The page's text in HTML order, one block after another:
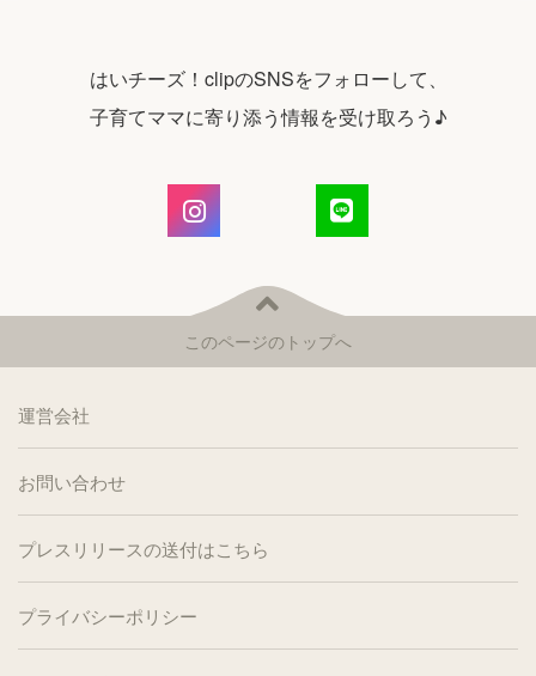
はいチーズ！clipのSNSをフォローして、
子育てママに寄り添う情報を受け取ろう♪
このページのトップへ
運営会社
お問い合わせ
プレスリリースの送付はこちら
プライバシーポリシー